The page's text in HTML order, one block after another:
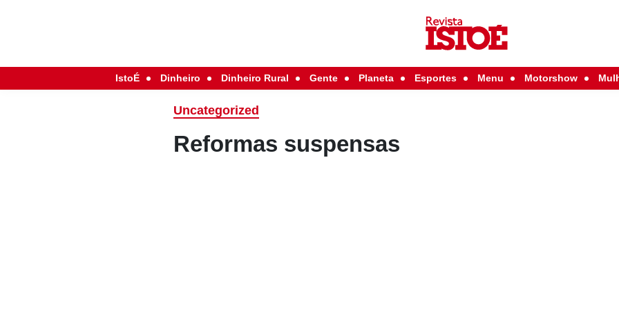
IstoÉ Dinheiro Dinheiro Rural Gente Planeta Esportes Menu Motorshow
Uncategorized
Reformas suspensas